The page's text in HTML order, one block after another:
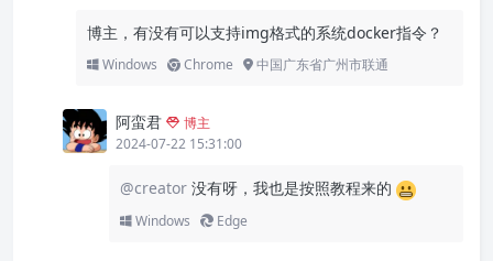
博主，有没有可以支持img格式的系统docker指令？
Windows Chrome 中国广东省广州市联通
阿蛮君
博主
2024-07-22 15:31:00
@creator 没有呀，我也是按照教程来的
Windows Edge